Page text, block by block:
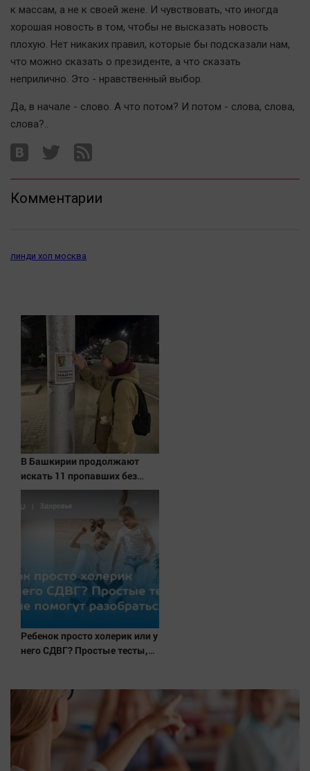
к массам, а не к своей жене. И чувствовать, что иногда
хорошая новость в том, чтобы не высказать новость
плохую. Нет никаких правил, которые бы подсказали нам,
что можно сказать о президенте, а что сказать
неприлично. Это - нравственный выбор.
Да, в начале - слово. А что потом? И потом - слова, слова,
слова?..
Комментарии
линди хоп москва
В Башкирии продолжают
искать 11 пропавших без
вести
Ребенок просто холерик или у
него СДВГ? Простые тесты,